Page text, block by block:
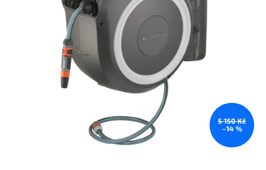
5 150 Kč
–14 %